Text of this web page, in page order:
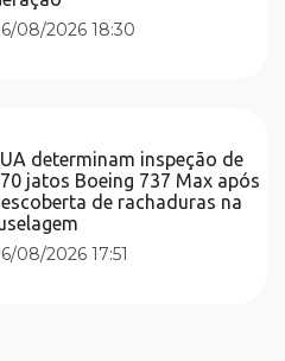
08/2026 18:30
determinam inspeção de
jatos Boeing 737 Max após
de rachaduras na
08/2026 17:51